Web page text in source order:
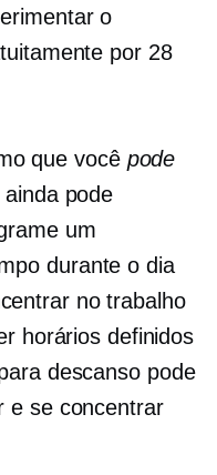
o
por 28
que você pode
pode
um
durante o dia
no trabalho
horários definidos
descanso pode
e se concentrar